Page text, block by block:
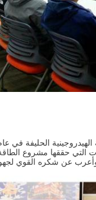
التي حققها مشروع
عن شكره القوي